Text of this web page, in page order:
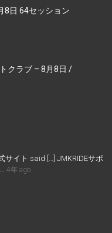
8日 64セッション
クラブ – 8月8日 /
サイト said […] JMKRIDEサポ
4年 ago